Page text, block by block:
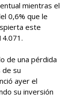
mientras el
0,6% que le
este
de una pérdida
su
ayer el
su inversión